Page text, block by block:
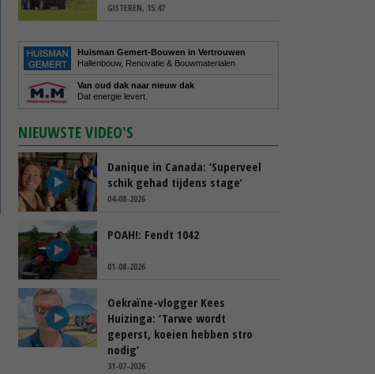
GISTEREN, 15:47
Huisman Gemert-Bouwen in Vertrouwen
Hallenbouw, Renovatie & Bouwmaterialen
Van oud dak naar nieuw dak
Dat energie levert.
NIEUWSTE VIDEO'S
Danique in Canada: ‘Superveel
schik gehad tijdens stage’
04-08-2026
POAH!: Fendt 1042
01-08-2026
Oekraïne-vlogger Kees
Huizinga: ‘Tarwe wordt
geperst, koeien hebben stro
nodig’
31-07-2026